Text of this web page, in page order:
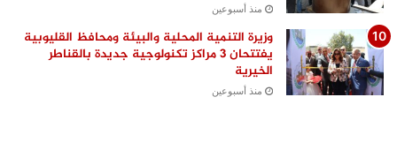
منذ أسبوعين
وزيرة التنمية المحلية والبيئة ومحافظ القليوبية
يفتتحان 3 مراكز تكنولوجية جديدة بالقناطر
الخيرية
منذ أسبوعين